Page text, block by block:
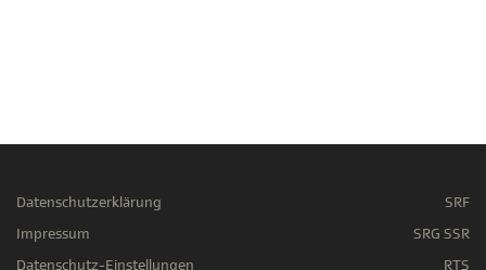
Datenschutzerklärung
Impressum
Datenschutz-Einstellungen
SRF
SRG SSR
RTS